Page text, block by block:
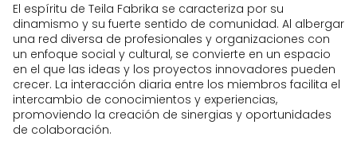
El espíritu de Teila Fabrika se caracteriza por su
dinamismo y su fuerte sentido de comunidad. Al albergar
una red diversa de profesionales y organizaciones con
un enfoque social y cultural, se convierte en un espacio
en el que las ideas y los proyectos innovadores pueden
crecer. La interacción diaria entre los miembros facilita el
intercambio de conocimientos y experiencias,
promoviendo la creación de sinergias y oportunidades
de colaboración.